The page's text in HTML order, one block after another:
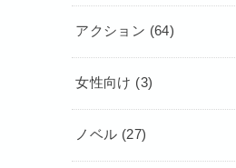
アクション (64)
女性向け (3)
ノベル (27)